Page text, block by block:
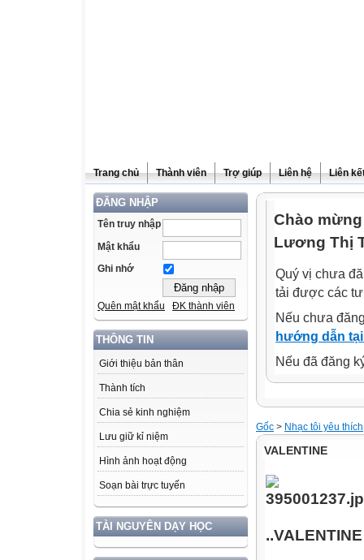
Trang chủ Thành viên Trợ giúp Liên hệ Liên
ĐĂNG NHẬP
Tên truy nhập
Mật khẩu
Ghi nhớ
Quên mật khẩu ĐK thành viên
THÔNG TIN
Giới thiệu bản thân
Thành tích
Chia sẻ kinh nghiệm
Lưu giữ kỉ niệm
Hình ảnh hoạt động
Soạn bài trực tuyến
TÀI NGUYÊN DẠY HỌC
Chào
Lương Thị
Quý vị chưa
tải được các
Nếu chưa
hướng dẫn
Nếu đã đăng
Gốc > Nhạc tôi yêu thích
VALENTINE
..VALENTINE